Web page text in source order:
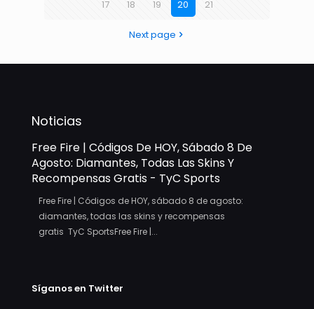
17
18 19 20 21
Next page
Noticias
Free Fire | Códigos De HOY, Sábado 8 De
Agosto: Diamantes, Todas Las Skins Y
Recompensas Gratis - TyC Sports
Free Fire | Códigos de HOY, sábado 8 de agosto:
diamantes, todas las skins y recompensas
gratis TyC SportsFree Fire |...
Síganos en Twitter